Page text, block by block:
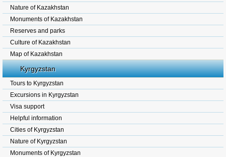
Nature of Kazakhstan
Monuments of Kazakhstan
Reserves and parks
Culture of Kazakhstan
Map of Kazakhstan
Kyrgyzstan
Tours to Kyrgyzstan
Excursions in Kyrgyzstan
Visa support
Helpful information
Cities of Kyrgyzstan
Nature of Kyrgyzstan
Monuments of Kyrgyzstan